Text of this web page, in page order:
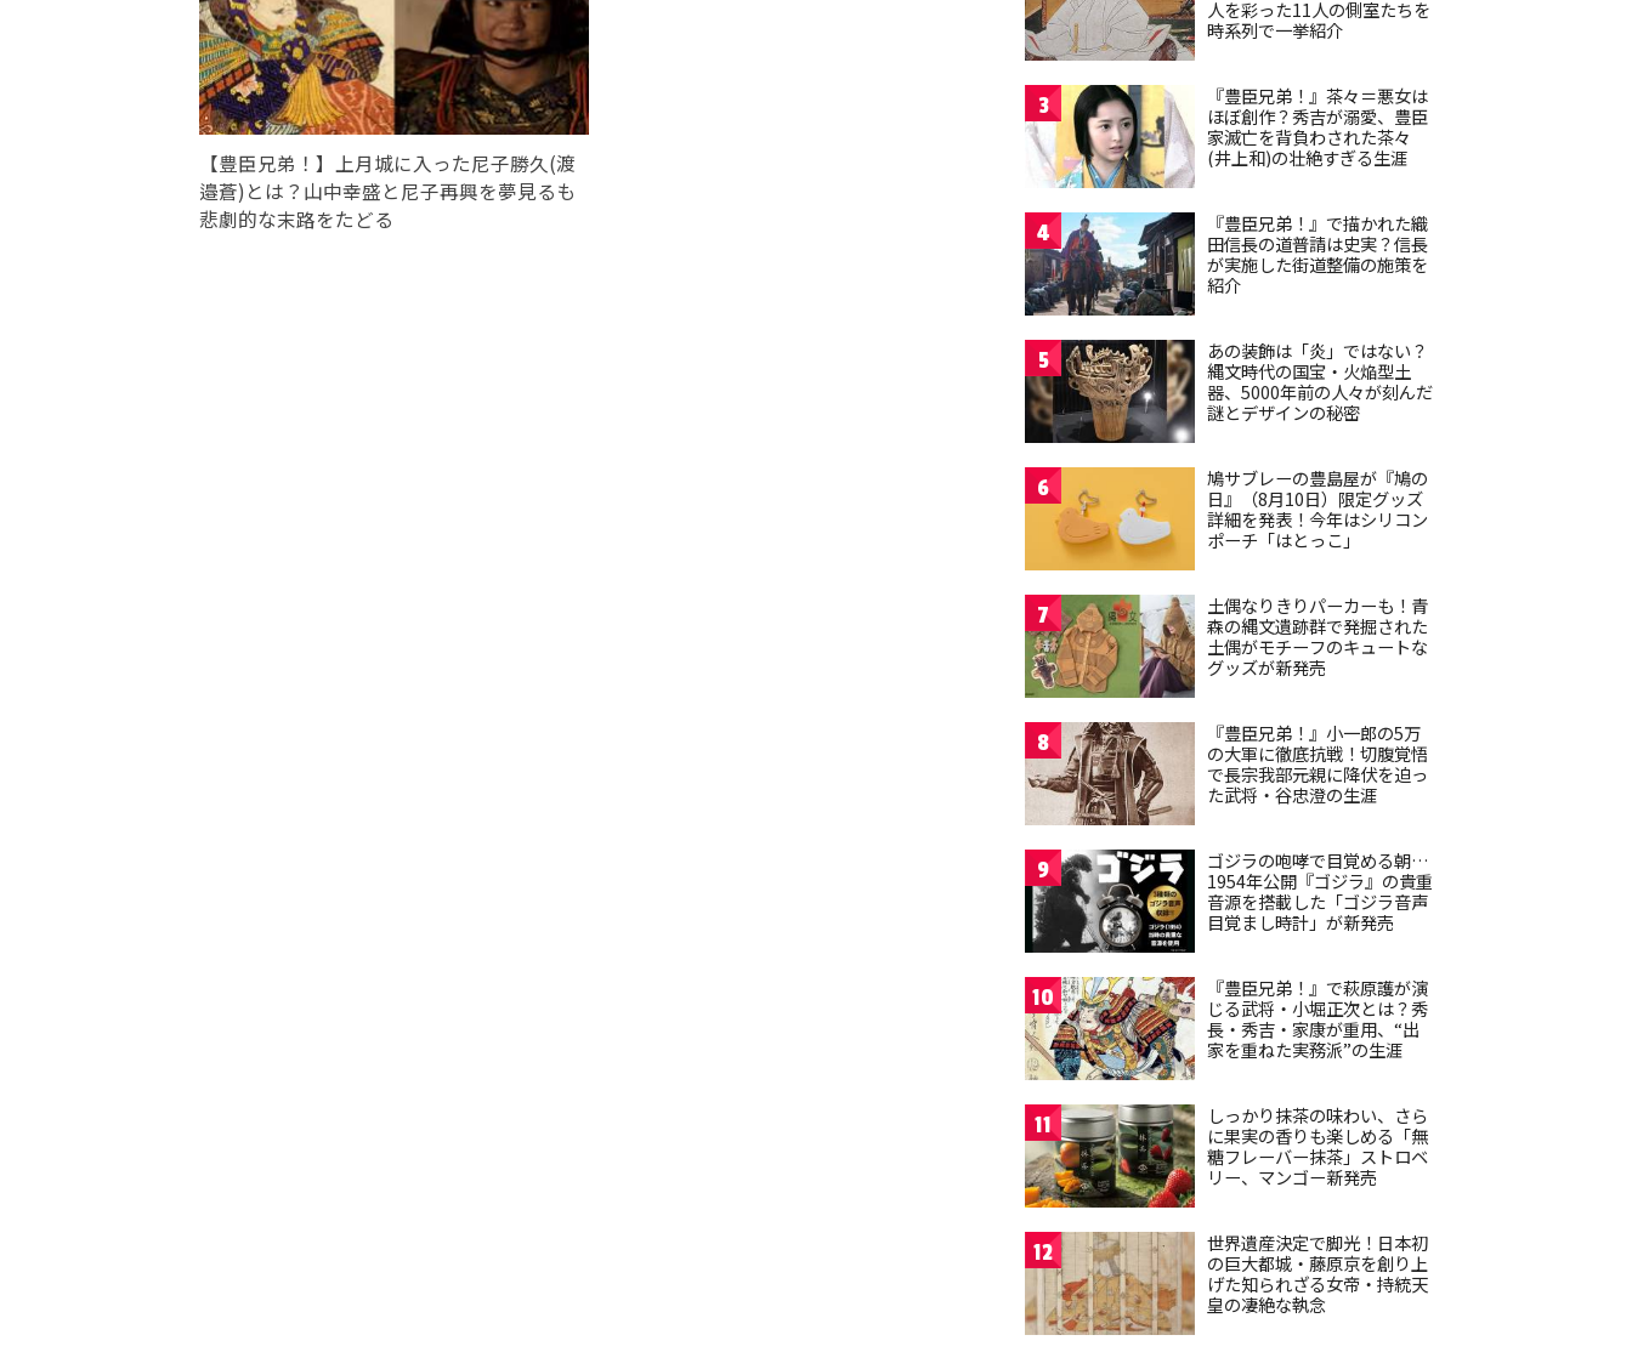
【豊臣兄弟！】上月城に入った尼子勝久(渡
邉蒼)とは？山中幸盛と尼子再興を夢見るも
悲劇的な末路をたどる
人を彩った11人の側室たちを
時系列で一挙紹介
3
『豊臣兄弟！』茶々＝悪女は
ほぼ創作？秀吉が溺愛、豊臣
家滅亡を背負わされた茶々
(井上和)の壮絶すぎる生涯
4
『豊臣兄弟！』で描かれた織
田信長の道普請は史実？信長
が実施した街道整備の施策を
紹介
5
あの装飾は「炎」ではない？
縄文時代の国宝・火焔型土
器、5000年前の人々が刻んだ
謎とデザインの秘密
6
鳩サブレーの豊島屋が『鳩の
日』（8月10日）限定グッズ
詳細を発表！今年はシリコン
ポーチ「はとっこ」
7
土偶なりきりパーカーも！青
森の縄文遺跡群で発掘された
土偶がモチーフのキュートな
グッズが新発売
8
『豊臣兄弟！』小一郎の5万
の大軍に徹底抗戦！切腹覚悟
で長宗我部元親に降伏を迫っ
た武将・谷忠澄の生涯
9
ゴジラの咆哮で目覚める朝…
1954年公開『ゴジラ』の貴重
音源を搭載した「ゴジラ音声
目覚まし時計」が新発売
10
『豊臣兄弟！』で萩原護が演
じる武将・小堀正次とは？秀
長・秀吉・家康が重用、“出
家を重ねた実務派”の生涯
11
しっかり抹茶の味わい、さら
に果実の香りも楽しめる「無
糖フレーバー抹茶」ストロベ
リー、マンゴー新発売
12
世界遺産決定で脚光！日本初
の巨大都城・藤原京を創り上
げた知られざる女帝・持統天
皇の凄絶な執念